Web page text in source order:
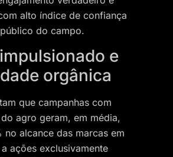
alto índice de confiança
do campo.
e
orgânica
que campanhas com
agro geram, em média,
no alcance das marcas em
ações exclusivamente